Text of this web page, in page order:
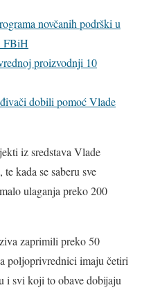
novčanih podrški u
FBiH
proizvodnji 10
dobili pomoć Vlade
iz sredstava Vlade
kada se saberu sve
ulaganja preko 200
zaprimili preko 50
poljoprivrednici imaju četiri
i svi koji to obave dobijaju